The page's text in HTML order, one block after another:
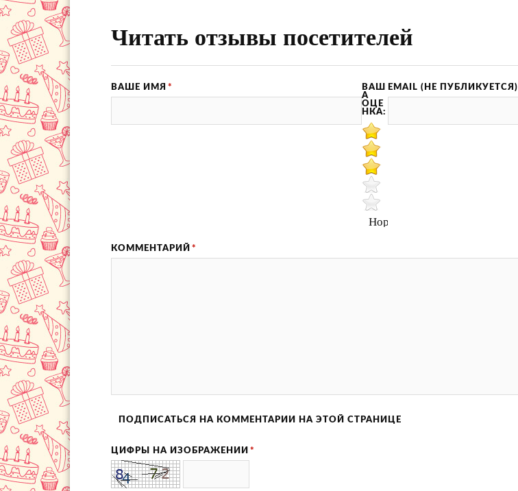
Читать отзывы посетителей
ВАШЕ ИМЯ * EMAIL (НЕ ПУБЛИКУЕТСЯ)
ВАШ
А
ОЦЕ
НКА:
Нормально
КОММЕНТАРИЙ *
ПОДПИСАТЬСЯ НА КОММЕНТАРИИ НА ЭТОЙ СТРАНИЦЕ
ЦИФРЫ НА ИЗОБРАЖЕНИИ *